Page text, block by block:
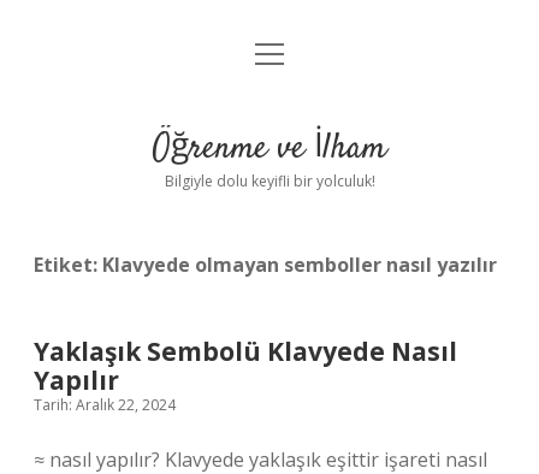
Anasayfa
Yasal Uyarı
menüyü
Öğrenme ve İlham
Bilgiyle dolu keyifli bir yolculuk!
Etiket: Klavyede olmayan semboller nasıl yazılır
Yaklaşık Sembolü Klavyede Nasıl
Yapılır
Tarih: Aralık 22, 2024
≈ nasıl yapılır? Klavyede yaklaşık eşittir işareti nasıl